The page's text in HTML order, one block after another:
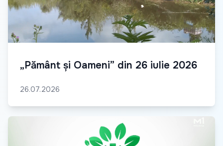
„Pământ și Oameni” din 26 iulie 2026
26.07.2026